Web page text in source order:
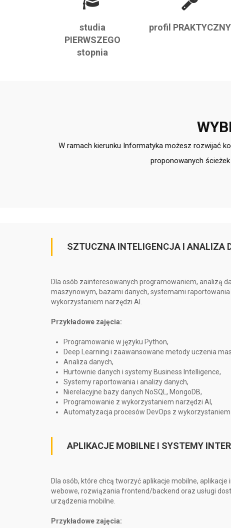
studia
PIERWSZEGO
stopnia
profil PRAKTYCZNY
W ramach kierunku Informatyka możesz rozwijać
proponowanych
SZTUCZNA INTELIGENCJA I ANALIZA
Dla osób zainteresowanych programowaniem, analizą
maszynowym, bazami danych, systemami
wykorzystaniem narzędzi AI.
Przykładowe zajęcia:
Programowanie w języku Python,
Deep Learning i zaawansowane metody uczenia
Analiza danych,
Hurtownie danych i systemy Business Intelligence,
Systemy raportowania i analizy danych,
Nierelacyjne bazy danych NoSQL, MongoDB,
Programowanie z wykorzystaniem narzędzi AI,
Automatyzacja procesów DevOps z
APLIKACJE MOBILNE I SYSTEMY
Dla osób, które chcą tworzyć aplikacje mobilne,
webowe, rozwiązania frontend/backend oraz usługi
urządzenia mobilne.
Przykładowe zajęcia: